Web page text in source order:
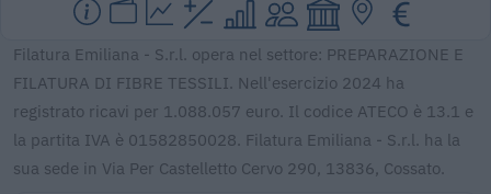
Filatura Emiliana - S.r.l. opera nel settore: PREPARAZIONE E
FILATURA DI FIBRE TESSILI. Nell'esercizio 2024 ha
registrato ricavi per 1.088.057 euro. Il codice ATECO è 13.1 e
la partita IVA è 01582850028. Filatura Emiliana - S.r.l. ha la
sua sede in Via Per Castelletto Cervo 290, 13836, Cossato.